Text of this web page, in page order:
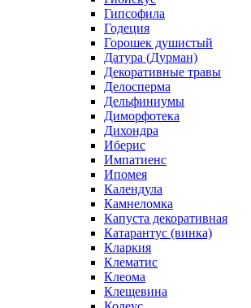
Гипсофила
Годеция
Горошек душистый
Датура (Дурман)
Декоративные травы
Делосперма
Дельфиниумы
Диморфотека
Дихондра
Иберис
Импатиенс
Ипомея
Календула
Камнеломка
Капуста декоративная
Катарантус (винка)
Кларкия
Клематис
Клеома
Клещевина